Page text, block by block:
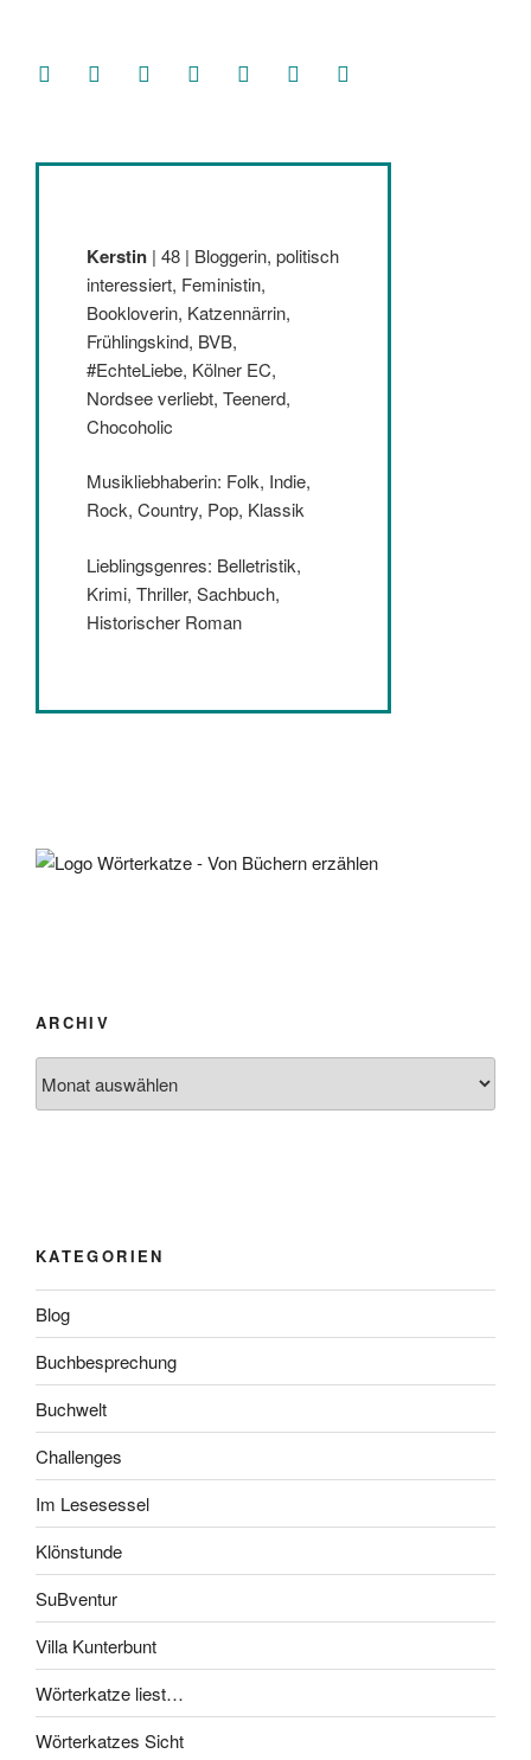
facebooksoundcloud
twitter mastodoninstagramthreads goodreads
Kerstin | 48 | Bloggerin, politisch
interessiert, Feministin,
Bookloverin, Katzennärrin,
Frühlingskind, BVB,
#EchteLiebe, Kölner EC,
Nordsee verliebt, Teenerd,
Chocoholic
Musikliebhaberin: Folk, Indie,
Rock, Country, Pop, Klassik
Lieblingsgenres: Belletristik,
Krimi, Thriller, Sachbuch,
Historischer Roman
ARCHIV
KATEGORIEN
Blog
Buchbesprechung
Buchwelt
Challenges
Im Lesesessel
Klönstunde
SuBventur
Villa Kunterbunt
Wörterkatze liest…
Wörterkatzes Sicht